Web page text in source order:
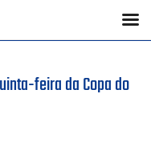
feira da Copa do